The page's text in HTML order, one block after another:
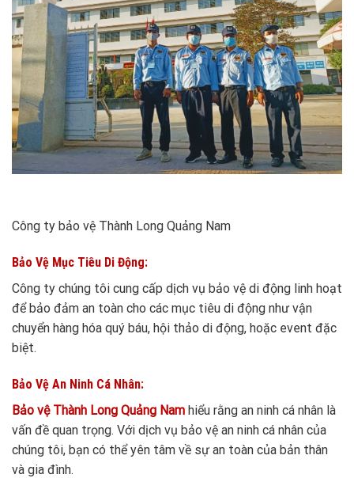
Công ty bảo vệ Thành Long Quảng Nam
Bảo Vệ Mục Tiêu Di Động:
Công ty chúng tôi cung cấp dịch vụ bảo vệ di động linh hoạt
để bảo đảm an toàn cho các mục tiêu di động như vận
chuyển hàng hóa quý báu, hội thảo di động, hoặc event đặc
biệt.
Bảo Vệ An Ninh Cá Nhân:
Bảo vệ Thành Long Quảng Nam hiểu rằng an ninh cá nhân là
vấn đề quan trọng. Với dịch vụ bảo vệ an ninh cá nhân của
chúng tôi, bạn có thể yên tâm về sự an toàn của bản thân
và gia đình.